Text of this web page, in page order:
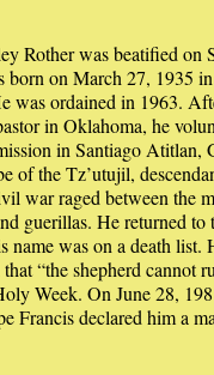
Rother was beatified on
born on March 27, 1935
was ordained in 1963.
in Oklahoma, he
in Santiago Atitlan,
of the Tz’utujil,
war raged between the
guerillas. He returned to
name was on a death list.
“the shepherd cannot
Week. On June 28,
Francis declared him a